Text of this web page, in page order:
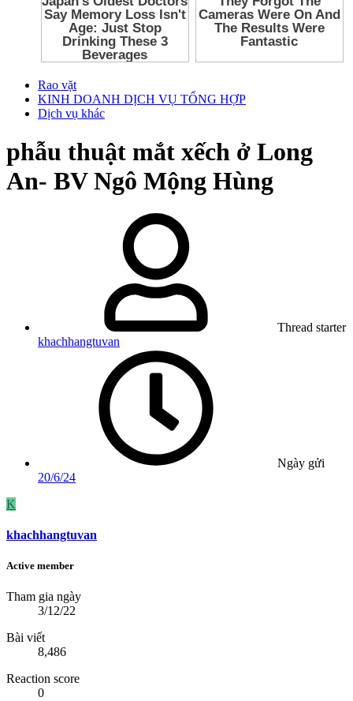
Rao vặt
KINH DOANH DỊCH VỤ TỔNG HỢP
Dịch vụ khác
phẫu thuật mắt xếch ở Long
An- BV Ngô Mộng Hùng
Thread starter
khachhangtuvan
Ngày gửi
20/6/24
K
khachhangtuvan
Active member
Tham gia ngày
3/12/22
Bài viết
8,486
Reaction score
0